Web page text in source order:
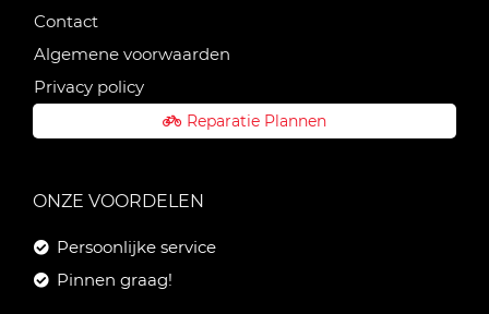
Contact
Algemene voorwaarden
Privacy policy
Reparatie Plannen
ONZE VOORDELEN
Persoonlijke service
Pinnen graag!